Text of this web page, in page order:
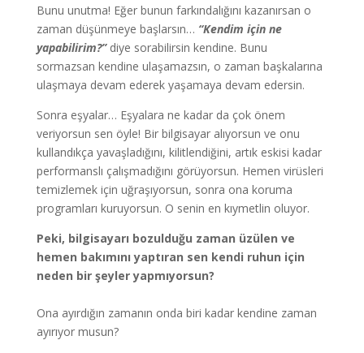
Bunu unutma! Eğer bunun farkındalığını kazanırsan o
zaman düşünmeye başlarsın… “Kendim için ne
yapabilirim?”diye sorabilirsin kendine. Bunu
sormazsan kendine ulaşamazsın, o zaman başkalarına
ulaşmaya devam ederek yaşamaya devam edersin.
Sonra eşyalar… Eşyalara ne kadar da çok önem
veriyorsun sen öyle! Bir bilgisayar alıyorsun ve onu
kullandıkça yavaşladığını, kilitlendiğini, artık eskisi kadar
performanslı çalışmadığını görüyorsun. Hemen virüsleri
temizlemek için uğraşıyorsun, sonra ona koruma
programları kuruyorsun. O senin en kıymetlin oluyor.
Peki, bilgisayarı bozulduğu zaman üzülen ve
hemen bakımını yaptıran sen kendi ruhun için
neden bir şeyler yapmıyorsun?
Ona ayırdığın zamanın onda biri kadar kendine zaman
ayırıyor musun?